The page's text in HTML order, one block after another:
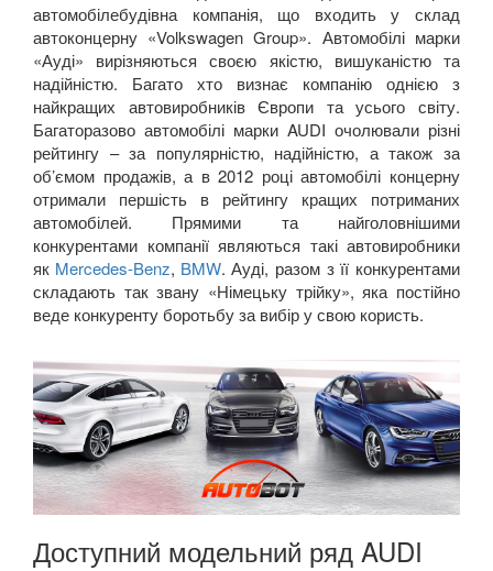
автомобілебудівна компанія, що входить у склад
автоконцерну «Volkswagen Group». Автомобілі марки
«Ауді» вирізняються своєю якістю, вишуканістю та
надійністю. Багато хто визнає компанію однією з
найкращих автовиробників Європи та усього світу.
Багаторазово автомобілі марки AUDI очолювали різні
рейтингу – за популярністю, надійністю, а також за
об’ємом продажів, а в 2012 році автомобілі концерну
отримали першість в рейтингу кращих потриманих
автомобілей. Прямими та найголовнішими
конкурентами компанії являються такі автовиробники
як Mercedes-Benz, BMW. Ауді, разом з її конкурентами
складають так звану «Німецьку трійку», яка постійно
веде конкуренту боротьбу за вибір у свою користь.
Доступний модельний ряд AUDI